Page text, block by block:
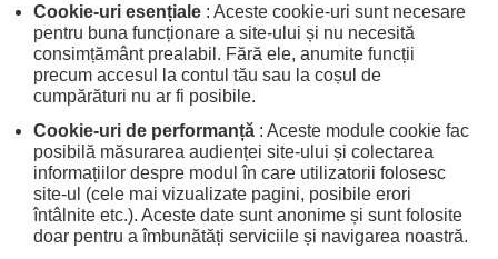
Cookie-uri esențiale : Aceste cookie-uri sunt necesare
pentru buna funcționare a site-ului și nu necesită
consimțământ prealabil. Fără ele, anumite funcții
precum accesul la contul tău sau la coșul de
cumpărături nu ar fi posibile.
Cookie-uri de performanță : Aceste module cookie fac
posibilă măsurarea audienței site-ului și colectarea
informațiilor despre modul în care utilizatorii folosesc
site-ul (cele mai vizualizate pagini, posibile erori
întâlnite etc.). Aceste date sunt anonime și sunt folosite
doar pentru a îmbunătăți serviciile și navigarea noastră.